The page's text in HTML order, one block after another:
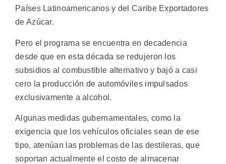
Países Latinoamericanos y del Caribe Exportadores
de Azúcar.
Pero el programa se encuentra en decadencia
desde que en esta década se redujeron los
subsidios al combustible alternativo y bajó a casi
cero la producción de automóviles impulsados
exclusivamente a alcohol.
Algunas medidas gubernamentales, como la
exigencia que los vehículos oficiales sean de ese
tipo, atenúan las problemas de las destileras, que
soportan actualmente el costo de almacenar